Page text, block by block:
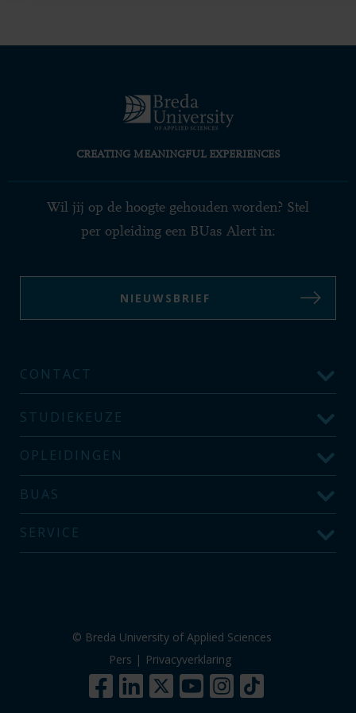
CREATING MEANINGFUL EXPERIENCES
Wil jij op de hoogte gehouden worden? Stel
per opleiding een BUas Alert in:
NIEUWSBRIEF
CONTACT
STUDIEKEUZE
OPLEIDINGEN
BUAS
SERVICE
© Breda University of Applied Sciences
Pers | Privacyverklaring